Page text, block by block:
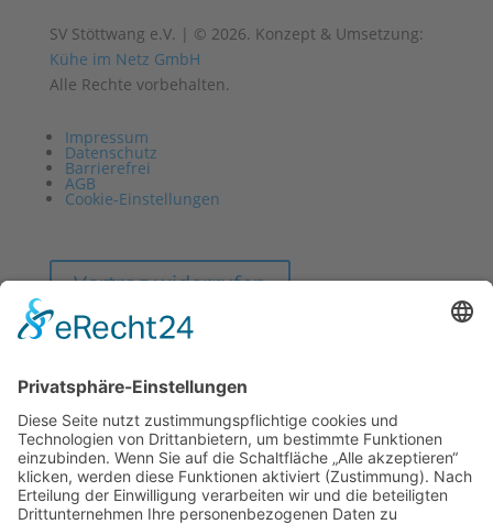
SV Stöttwang e.V. | © 2026. Konzept & Umsetzung:
Kühe im Netz GmbH
Alle Rechte vorbehalten.
Impressum
Datenschutz
Barrierefrei
AGB
Cookie-Einstellungen
Vertrag widerrufen
Datenschutz
AGB
Cookie-Einstellungen